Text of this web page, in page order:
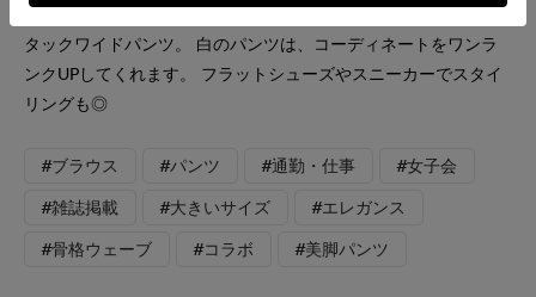
カジュアルにも楽しんでいただけます◎ 合わせたパンツはツー
タックワイドパンツ。 白のパンツは、コーディネートをワンラ
ンクUPしてくれます。 フラットシューズやスニーカーでスタイ
リングも◎
#ブラウス #パンツ #通勤・仕事 #女子会
#雑誌掲載 #大きいサイズ #エレガンス
#骨格ウェーブ #コラボ #美脚パンツ